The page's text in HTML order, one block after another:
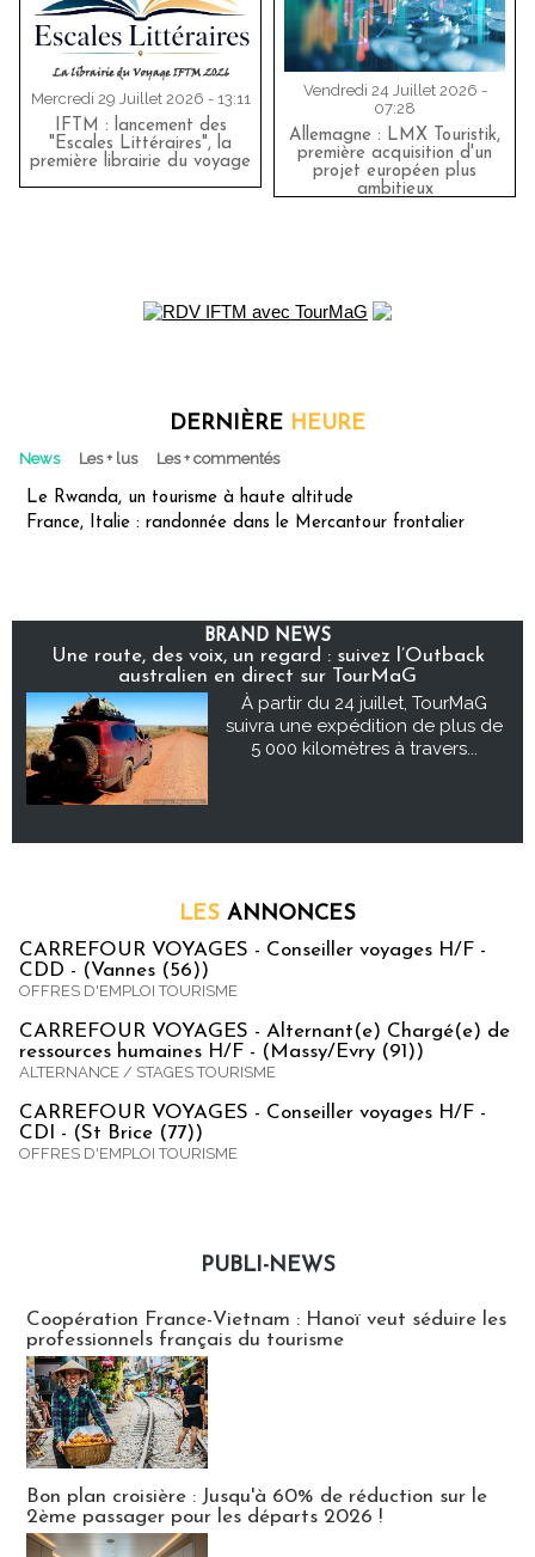
Mercredi 29 Juillet 2026 - 13:11
IFTM : lancement des
"Escales Littéraires", la
première librairie du voyage
Vendredi 24 Juillet 2026 -
07:28
Allemagne : LMX Touristik,
première acquisition d'un
projet européen plus
ambitieux
DERNIÈRE HEURE
News Les + lus Les + commentés
Le Rwanda, un tourisme à haute altitude
France, Italie : randonnée dans le Mercantour frontalier
BRAND NEWS
Une route, des voix, un regard : suivez l’Outback
australien en direct sur TourMaG
À partir du 24 juillet, TourMaG
suivra une expédition de plus de
5 000 kilomètres à travers...
LES ANNONCES
CARREFOUR VOYAGES - Conseiller voyages H/F -
CDD - (Vannes (56))
OFFRES D'EMPLOI TOURISME
CARREFOUR VOYAGES - Alternant(e) Chargé(e) de
ressources humaines H/F - (Massy/Evry (91))
ALTERNANCE / STAGES TOURISME
CARREFOUR VOYAGES - Conseiller voyages H/F -
CDI - (St Brice (77))
OFFRES D'EMPLOI TOURISME
PUBLI-NEWS
Coopération France-Vietnam : Hanoï veut séduire les
professionnels français du tourisme
Bon plan croisière : Jusqu'à 60% de réduction sur le
2ème passager pour les départs 2026 !